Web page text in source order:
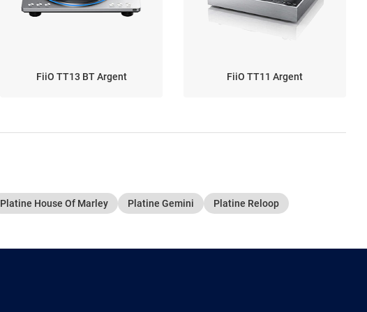
FiiO TT13 BT Argent FiiO TT11 Argent
Platine House Of Marley Platine Gemini
Platine Reloop